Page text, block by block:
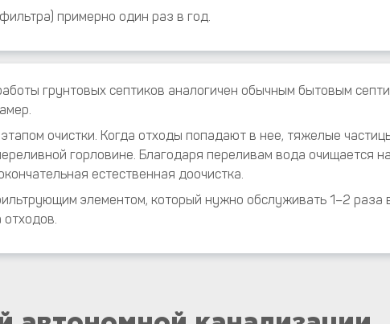
примерно один раз в год.
грунтовых септиков аналогичен обычным бытовым
очистки. Когда отходы попадают в нее, тяжелые
горловине. Благодаря переливам вода очищается
естественная доочистка.
элементом, который нужно обслуживать 1–2 раза
отходов.